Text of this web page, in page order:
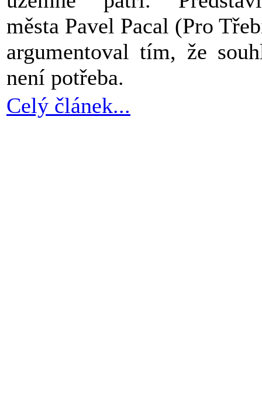
města Pavel Pacal (Pro
argumentoval tím, že
není potřeba.
Celý článek...